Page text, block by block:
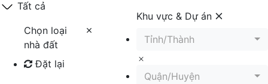
Tất cả
Chọn loại
nhà đất
Đặt lại
Khu vực & Dự án
Tỉnh/Thành
Quận/Huyện